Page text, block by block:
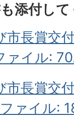
添付し
市長賞交
ァイル:
市長賞交
ァイル: